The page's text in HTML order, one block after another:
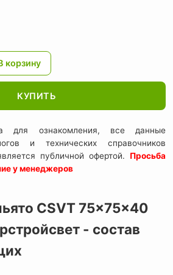
КУПИТЬ
для ознакомления, все данные
и технических справочников
публичной офертой. Просьба
у менеджеров
CSVT 75x75x40
- состав